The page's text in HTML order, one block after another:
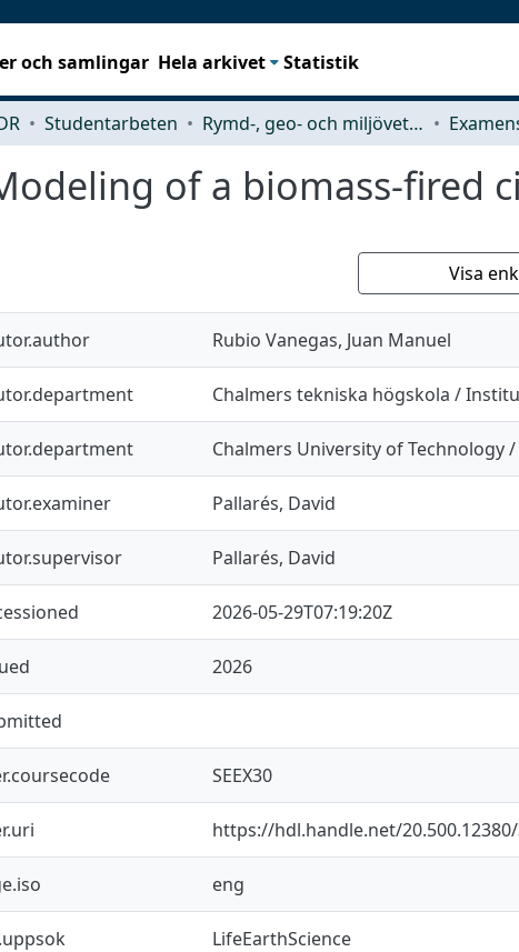
och samlingar Hela arkivet Statistik
Studentarbeten Rymd-, geo- och miljövetenskap (SEE)
of a biomass-fired
Visa
Rubio Vanegas, Juan Manuel
Chalmers tekniska högskola /
Chalmers University of Technology
Pallarés, David
Pallarés, David
2026-05-29T07:19:20Z
2026
SEEX30
https://hdl.handle.net/
eng
LifeEarthScience